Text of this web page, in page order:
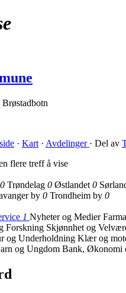
Brøstadbotn
· Kart · Avdelinger · Del av
flere treff å vise
0 Trøndelag 0 Østlandet 0
by 0 Trondheim by 0
1 Nyheter og Medier
Forskning Skjønnhet og
og Underholdning Klær og
og Ungdom Bank, Økonomi